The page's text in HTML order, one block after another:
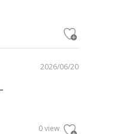
2026/06/20
0 view